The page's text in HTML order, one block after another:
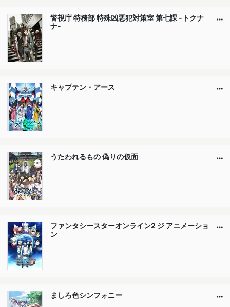
警視庁 特務部 特殊凶悪犯対策室 第七課 -トクナ
ナ-
キャプテン・アース
うたわれるもの 偽りの仮面
ファンタシースターオンライン2 ジ アニメーショ
ン
ましろ色シンフォニー